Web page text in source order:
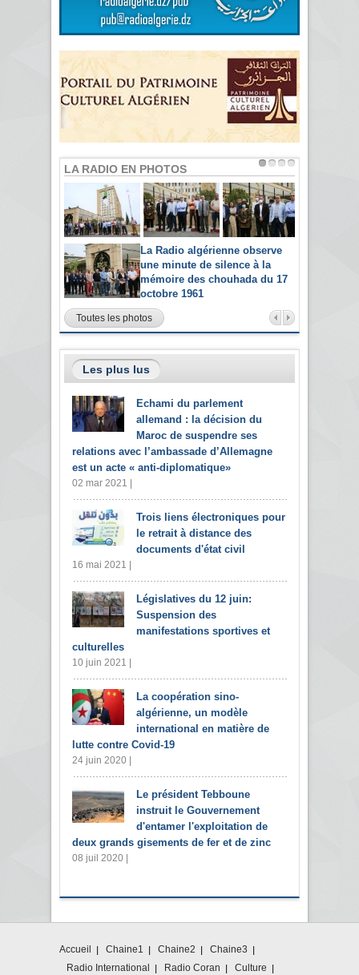
LA RADIO EN PHOTOS
La Radio algérienne observe
une minute de silence à la
mémoire des chouhada du 17
octobre 1961
Toutes les photos
Les plus lus
Echami du parlement
allemand : la décision du
Maroc de suspendre ses
relations avec l’ambassade d’Allemagne
est un acte « anti-diplomatique»
02 mar 2021 |
Trois liens électroniques pour
le retrait à distance des
documents d'état civil
16 mai 2021 |
Législatives du 12 juin:
Suspension des
manifestations sportives et
culturelles
10 juin 2021 |
La coopération sino-
algérienne, un modèle
international en matière de
lutte contre Covid-19
24 juin 2020 |
Le président Tebboune
instruit le Gouvernement
d'entamer l'exploitation de
deux grands gisements de fer et de zinc
08 juil 2020 |
Accueil Chaine1 Chaine2
Chaine3
Radio International
Radio Coran Culture